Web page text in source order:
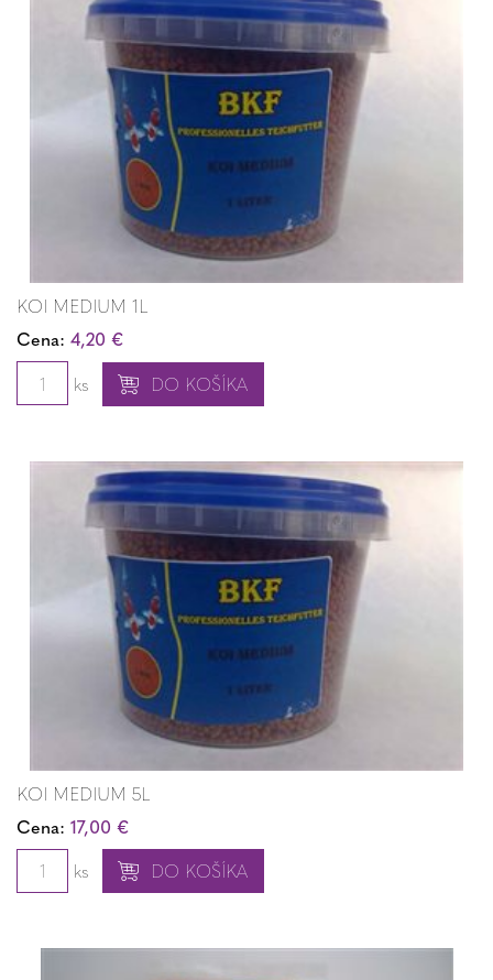
KOI MEDIUM 1L
Cena: 4,20 €
ks
DO KOŠÍKA
KOI MEDIUM 5L
Cena: 17,00 €
ks
DO KOŠÍKA